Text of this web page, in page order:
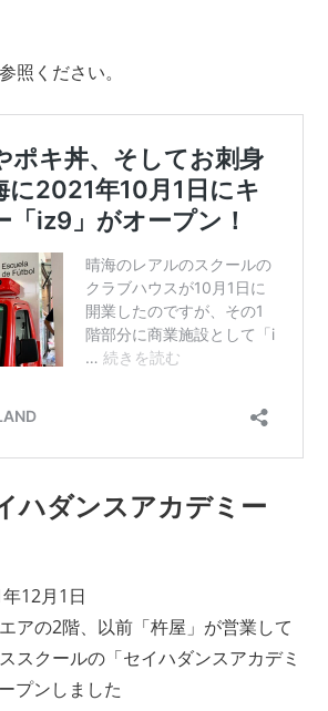
照ください。
ハダンスアカデミー
年12月1日
アの2階、以前「杵屋」が営業して
スクールの「セイハダンスアカデミ
プンしました